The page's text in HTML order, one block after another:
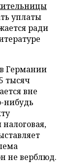
уплаты
ради
в Германии
тысяч
вне
нибудь
не верблюд.